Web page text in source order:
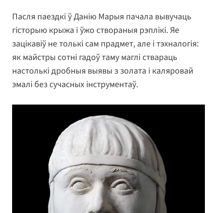
Пасля паездкі ў Данію Марыя пачала вывучаць
гісторыю крыжа і ўжо створаныя рэплікі. Яе
зацікавіў не толькі сам прадмет, але і тэхналогія:
як майстры сотні гадоў таму маглі ствараць
настолькі дробныя выявы з золата і каляровай
эмалі без сучасных інструментаў.